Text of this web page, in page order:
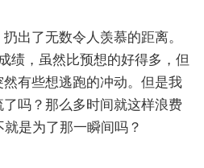
了无数令人羡慕的距离。
绩，虽然比预想的好得多，但
有些想逃跑的冲动。但是我
吗？那么多时间就这样浪费
是为了那一瞬间吗？